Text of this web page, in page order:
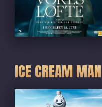
ICE CREAM MAN